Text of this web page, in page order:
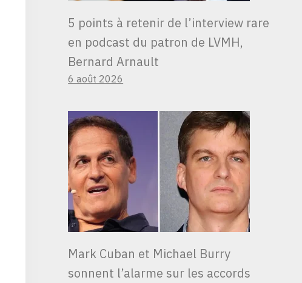
5 points à retenir de l’interview rare
en podcast du patron de LVMH,
Bernard Arnault
6 août 2026
Mark Cuban et Michael Burry
sonnent l’alarme sur les accords